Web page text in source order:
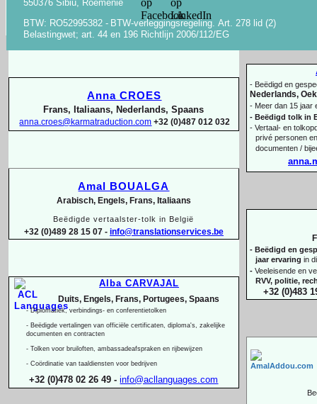
- Copywriting,
- Beëdigd en
Nederlands,
- Meer dan 15 jaar
- Beëdigd tolk in
- Vertaal- en
privé personen
documenten /
- Beëdigd en
jaar ervaring in
- Veeleisende en
RVV, politie,
+32 (0)483
+32 (0)494 03 05 67- anton@klevansky.com
www.klevansky.com
Anna CROES
Frans, Italiaans, Nederlands, Spaans
anna.croes@karmatraduction.com +32 (0)487 012 032
Amal BOUALGA
Arabisch, Engels, Frans, Italiaans
Beëdigde vertaalster-tolk in België
+32 (0)489 28 15 07 - info@translationservices.be
Alba CARVAJAL
Duits, Engels, Frans, Portugees, Spaans
- Diplomatiek, verbindings- en conferentietolken
- Beëdigde vertalingen van officiële certificaten, diploma's, zakelijke
documenten en contracten
- Tolken voor bruiloften, ambassadeafspraken en rijbewijzen
- Coördinatie van taaldiensten voor bedrijven
+32 (0)478 02 26 49 - info@acllanguages.com
550376 Sibiu, Roemenië
BTW: RO52995382 - BTW-verleggingsregeling. Art. 278 lid (2)
Belastingwet; art. 44 en 196 Richtlijn 2006/112/EG